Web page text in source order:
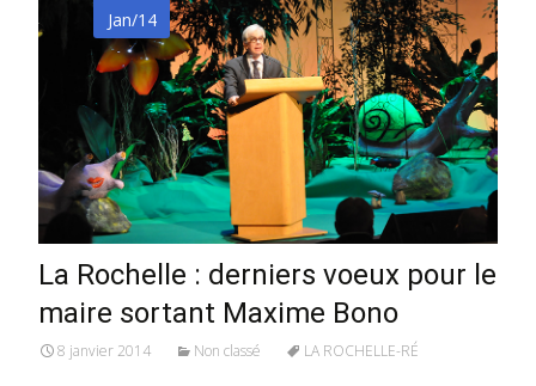
Jan/14
La Rochelle : derniers voeux pour le
maire sortant Maxime Bono
8 janvier 2014 Non classé LA ROCHELLE-RÉ